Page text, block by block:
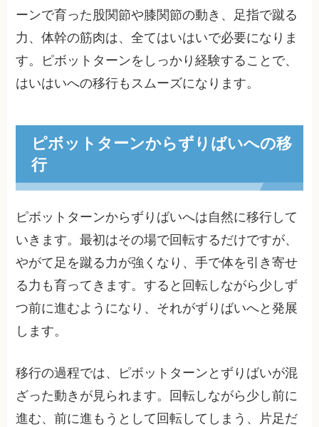
ーンで育った股関節や膝関節の動き、足指で蹴る
力、体幹の筋肉は、全てはいはいで必要になりま
す。ピボットターンをしっかり経験することで、
はいはいへの移行もスムーズになります。
ピボットターンからずりばいへの移
行
ピボットターンからずりばいへは自然に移行して
いきます。最初はその場で回転するだけですが、
やがて足を蹴る力が強くなり、手で体を引き寄せ
る力も育ってきます。すると回転しながら少しず
つ前に進むようになり、それがずりばいへと発展
します。
移行の過程では、ピボットターンとずりばいが混
ざった動きが見られます。回転しながら少し前に
進む、前に進もうとして回転してしまう、片足だ